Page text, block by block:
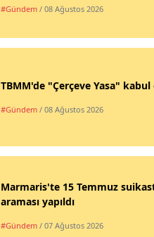
#Gündem / 08 Ağustos 2026
TBMM'de "Çerçeve Yasa"
#Gündem / 08 Ağustos 2026
Marmaris'te 15 Temmuz
araması yapıldı
#Gündem / 07 Ağustos 2026